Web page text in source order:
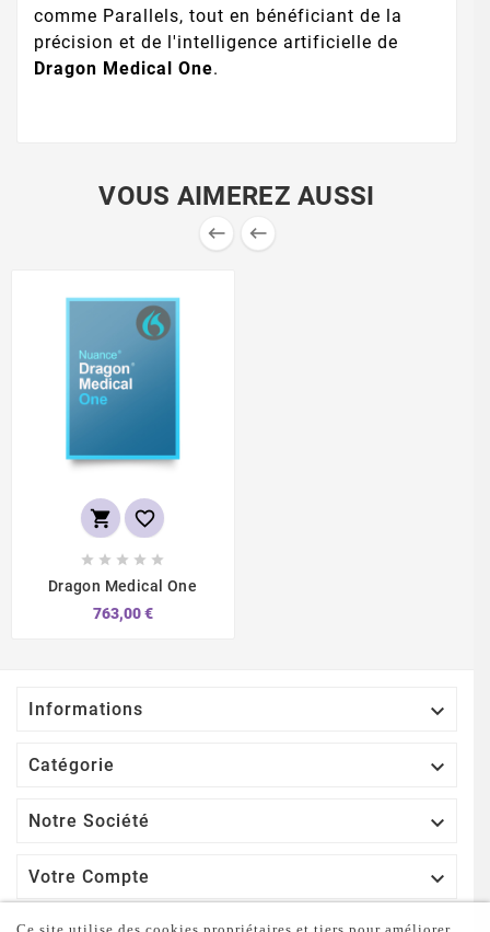
comme Parallels, tout en bénéficiant de la
précision et de l'intelligence artificielle de
Dragon Medical One.
VOUS AIMEREZ AUSSI
 
 
    
Dragon Medical One
763,00 €
Informations 
Catégorie 
Notre Société 
Votre Compte 